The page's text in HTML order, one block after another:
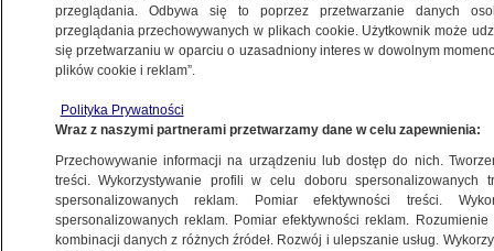
ŚWIAT
Europejska o dezinformacji
5.12.2018, 18:09
Udostępnij
przeglądania. Odbywa się to poprzez przetwarzanie danych
przeglądania przechowywanych w plikach cookie. Użytkownik może
się przetwarzaniu w oparciu o uzasadniony interes w dowolnym
plików cookie i reklam”.
Polityka Prywatności
Wraz z naszymi partnerami przetwarzamy dane w celu zapewnienia:
Przechowywanie informacji na urządzeniu lub dostęp do nich.
treści. Wykorzystywanie profili w celu doboru spersonalizowanych
spersonalizowanych reklam. Pomiar efektywności treści.
spersonalizowanych reklam. Pomiar efektywności reklam.
kombinacji danych z różnych źródeł. Rozwój i ulepszanie usług.